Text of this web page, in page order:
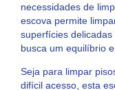
necessidades de
escova permite
superfícies
busca um equilíbrio
Seja para limpar
difícil acesso, esta